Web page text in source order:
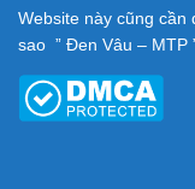
Website này cũng cần
sao ” Đen Vâu – MTP